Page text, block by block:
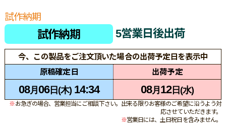
試作納期
試作納期 5営業日後出荷
今、この製品をご注文頂いた場合の出荷予定日を表示中
原稿確定日
出荷予定
08月 06日(木)14:34 08月 12日(水)
※お急ぎの場合、営業担当にご相談下さい。出来る限りお客様のご希望に沿うよう対
応させていただきます。
※営業日には、土日祝日を含みません。